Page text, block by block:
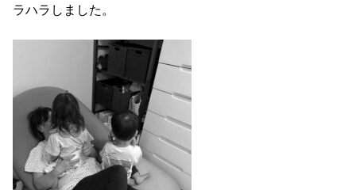
ラハラしました。